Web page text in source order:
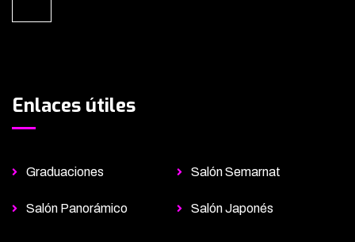
Enlaces útiles
Graduaciones Salón Semarnat
Salón Panorámico Salón Japonés